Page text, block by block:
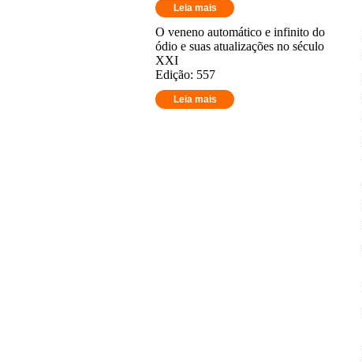
Leia mais
O veneno automático e infinito do
ódio e suas atualizações no século
XXI
Edição: 557
Leia mais